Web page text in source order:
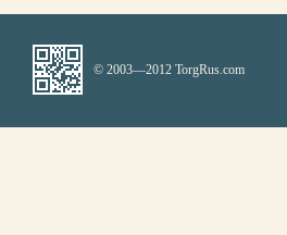
© 2003—2012 TorgRus.com